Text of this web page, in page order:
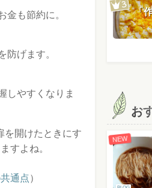
金も節約に。
防げます。
しやすくなりま
を開けたときにす
すよね。
通点）
「
お
NEW